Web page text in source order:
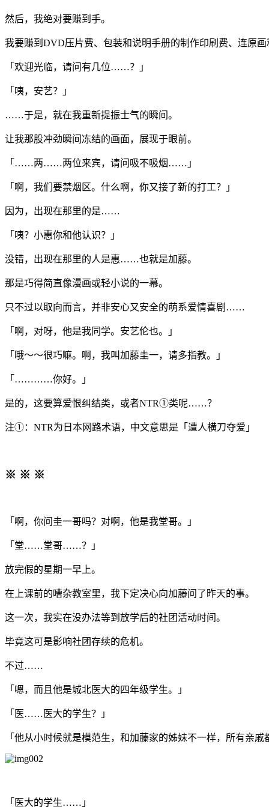
然后，我绝对要赚到手。
我要赚到DVD压片费、包装和说明手册的制作印刷费、连原
「欢迎光临，请问有几位……？」
「咦，安艺？」
……于是，就在我重新提振士气的瞬间。
让我那股冲劲瞬间冻结的画面，展现于眼前。
「……两……两位来宾，请问吸不吸烟……」
「啊，我们要禁烟区。什么啊，你又接了新的打工？」
因为，出现在那里的是……
「咦？小惠你和他认识？」
没错，出现在那里的人是惠……也就是加藤。
那是巧得简直像漫画或轻小说的一幕。
只不过以取向而言，并非安心又安全的萌系爱情喜剧……
「啊，对呀，他是我同学。安艺伦也。」
「哦～～很巧嘛。啊，我叫加藤圭一，请多指教。」
「…………你好。」
是的，这要算爱恨纠结类，或者NTR①类呢……？
注①：NTR为日本网路术语，中文意思是「遭人横刀夺爱」
※ ※ ※
「啊，你问圭一哥吗？对啊，他是我堂哥。」
「堂……堂哥……？」
放完假的星期一早上。
在上课前的嘈杂教室里，我下定决心向加藤问了昨天的事。
这一次，我实在没办法等到放学后的社团活动时间。
毕竟这可是影响社团存续的危机。
不过……
「嗯，而且他是城北医大的四年级学生。」
「医……医大的学生？」
「他从小时候就是模范生，和加藤家的姊妹不一样，所有亲
「医大的学生……」